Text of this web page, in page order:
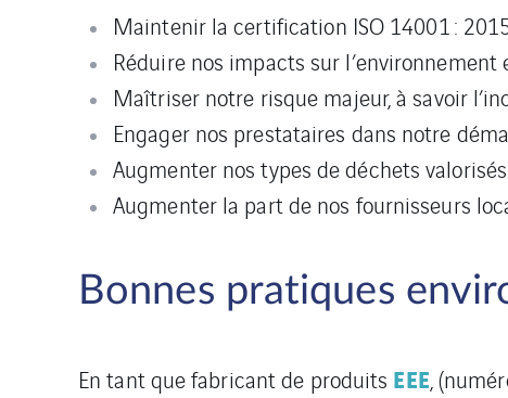
Maintenir la certification ISO 14001 :
Réduire nos impacts sur
Maîtriser notre risque majeur, à savoir
Engager nos prestataires dans notre
Augmenter nos types de déchets valorisés
Augmenter la part de nos fournisseurs
Bonnes pratiques
En tant que fabricant de produits EEE,